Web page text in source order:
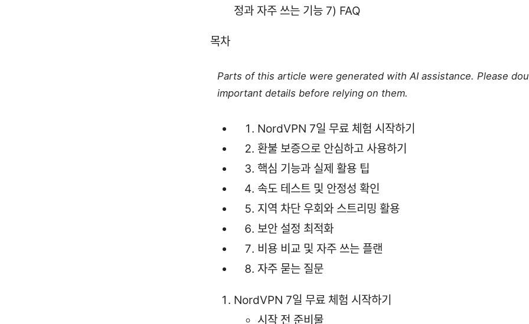
정과 자주 쓰는 기능 7) FAQ
목차
Parts of this article were generated with AI assistance. Please
important details before relying on them.
NordVPN 7일 무료 체험 시작하기
환불 보증으로 안심하고 사용하기
핵심 기능과 실제 활용 팁
속도 테스트 및 안정성 확인
지역 차단 우회와 스트리밍 활용
보안 설정 최적화
비용 비교 및 자주 쓰는 플랜
자주 묻는 질문
NordVPN 7일 무료 체험 시작하기
시작 전 준비물